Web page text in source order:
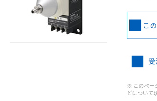
こ
※ このペー
どについて